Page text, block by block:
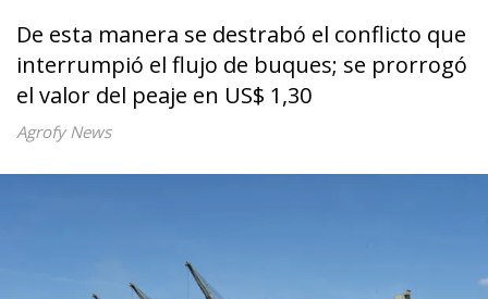
De esta manera se destrabó el conflicto que
interrumpió el flujo de buques; se prorrogó
el valor del peaje en US$ 1,30
Agrofy News